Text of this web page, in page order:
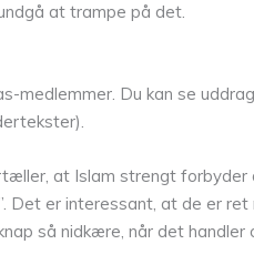
at trampe på det.
medlemmer. Du kan se
at Islam strengt forbyder
Det er interessant, at de er ret
så nidkære, når det handler